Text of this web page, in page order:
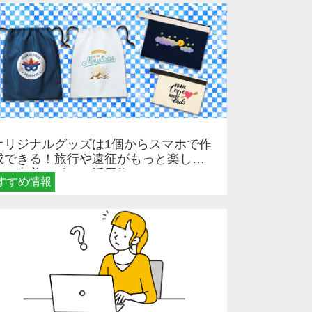
すめ情報
リジナルグッズは1個からスマホで作
できる！旅行や遠征がもっと楽しく
る巾着＆ポーチ活用術